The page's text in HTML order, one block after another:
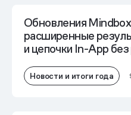
Обновления
расширенные
и цепочки In-App
Новости и итоги года